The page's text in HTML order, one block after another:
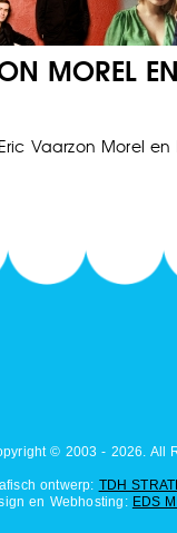
MOREL
Vaarzon Morel en
© 2003 - 2026. All
ontwerp: TDH
en Webhosting: EDS